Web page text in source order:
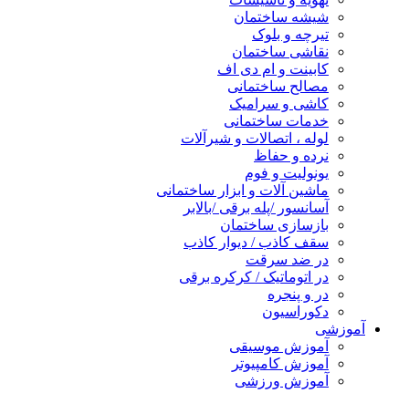
شیشه ساختمان
تیرچه و بلوک
نقاشی ساختمان
کابینت و ام دی اف
مصالح ساختمانی
کاشی و سرامیک
خدمات ساختمانی
لوله ، اتصالات و شیرآلات
نرده و حفاظ
یونولیت و فوم
ماشین آلات و ابزار ساختمانی
آسانسور /پله برقی /بالابر
بازسازی ساختمان
سقف کاذب / دیوار کاذب
در ضد سرقت
در اتوماتیک / کرکره برقی
در و پنجره
دکوراسیون
آموزشی
آموزش موسیقی
آموزش کامپیوتر
آموزش ورزشی